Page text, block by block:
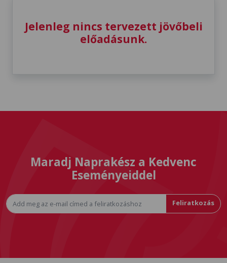
Jelenleg nincs tervezett jövőbeli
előadásunk.
Maradj Naprakész a Kedvenc
Eseményeiddel
Feliratkozás